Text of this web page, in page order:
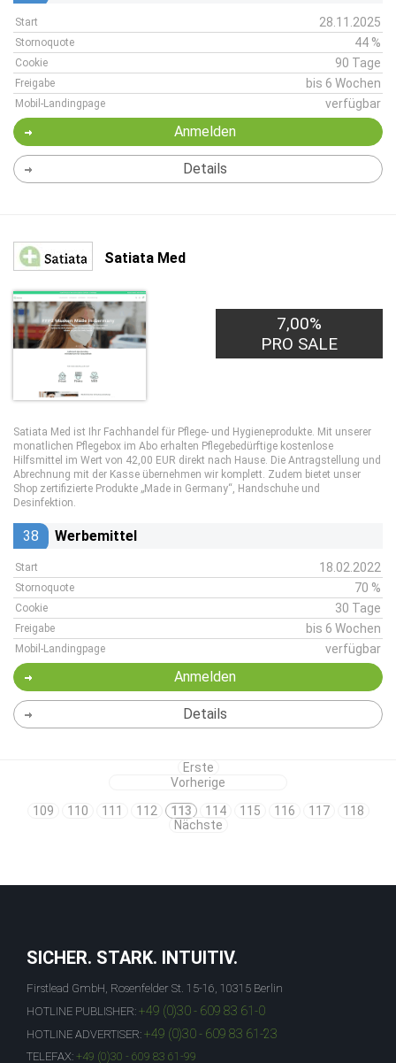
Start 28.11.2025
Stornoquote 44 %
Cookie 90 Tage
Freigabe bis 6 Wochen
Mobil-Landingpage verfügbar
Anmelden
Details
Satiata Med
45,00€
PRO LEAD
7,00%
PRO SALE
Satiata Med ist Ihr Fachhandel für Pflege- und Hygieneprodukte. Mit unserer
monatlichen Pflegebox im Abo erhalten Pflegebedürftige kostenlose
Hilfsmittel im Wert von 42,00 EUR direkt nach Hause. Die Antragstellung und
Abrechnung mit der Kasse übernehmen wir komplett. Zudem bietet unser
Shop zertifizierte Produkte „Made in Germany“, Handschuhe und
Desinfektion.
38 Werbemittel
Start 18.02.2022
Stornoquote 70 %
Cookie 30 Tage
Freigabe bis 6 Wochen
Mobil-Landingpage verfügbar
Anmelden
Details
Erste
Vorherige
109
110 111 112 113 114 115 116 117
118
Nächste
SICHER. STARK. INTUITIV.
Firstlead GmbH, Rosenfelder St. 15-16, 10315 Berlin
HOTLINE PUBLISHER: +49 (0)30 - 609 83 61-0
HOTLINE ADVERTISER: +49 (0)30 - 609 83 61-23
TELEFAX: +49 (0)30 - 609 83 61-99